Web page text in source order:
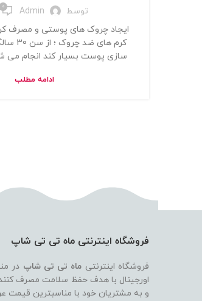
توسط Admin
0
ایجاد چروک های پوستی و مصرف
کرم
سازی پوست بسیار کند انجام می
ادامه مطلب
فروشگاه اینترنتی ماه تی تی شاپ
فروشگاه اینترنتی ماه تی تی شاپ در
اورجینال با هدف حفظ سلامت مصرف
و به مشتریان خود با مناسبترین قیمت